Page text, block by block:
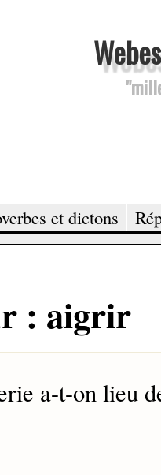
et dictons
: aigrir
a-t-on lieu